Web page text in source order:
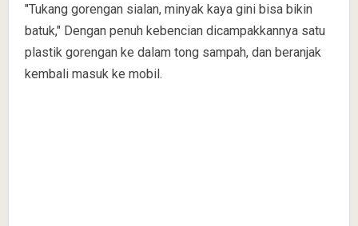
"Tukang gorengan sialan, minyak kaya gini bisa bikin
batuk," Dengan penuh kebencian dicampakkannya satu
plastik gorengan ke dalam tong sampah, dan beranjak
kembali masuk ke mobil.